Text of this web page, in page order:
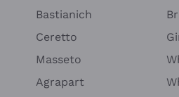
Bastianich
Ceretto
Masseto
Agrapart